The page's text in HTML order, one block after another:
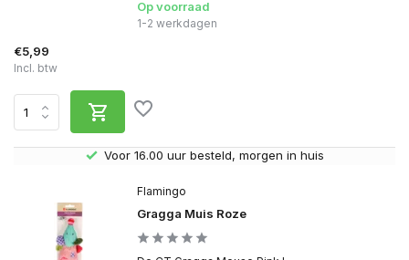
Flamingo
Gragga Muis Roze
Voor 16.00 uur besteld, morgen in huis
Op voorraad
1-2 werkdagen
€5,99
Incl. btw